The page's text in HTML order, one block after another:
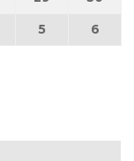
2026
4 september 2026
5 5 6